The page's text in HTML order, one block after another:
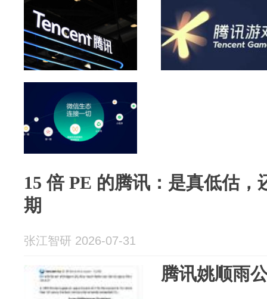
15 倍 PE 的腾讯：是真低估
期
张江智研 2026-07-31
腾讯姚顺雨